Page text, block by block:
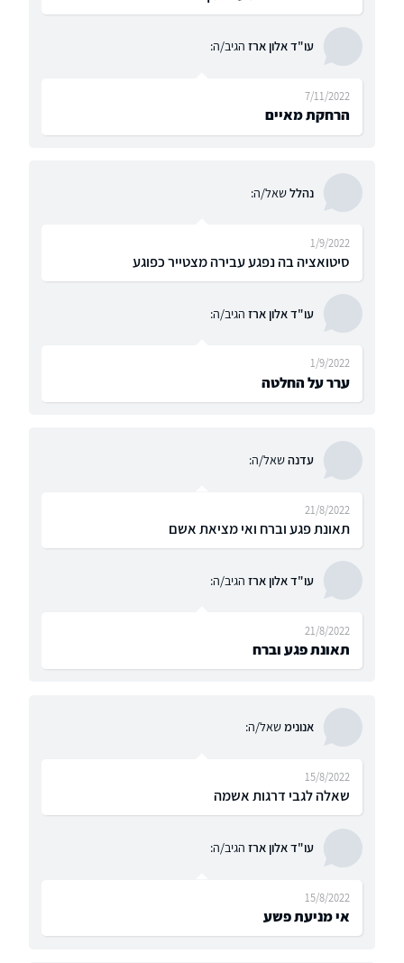
עו"ד אלון ארז הגיב/ה:
הרחקת מאיים
7/11/2022
נהללשאל/ה:
סיטואציה בה נפגע עבירה מצטייר כפוגע
1/9/2022
עו"ד אלון ארז הגיב/ה:
ערר על החלטה
1/9/2022
עדנהשאל/ה:
תאונת פגע וברח ואי מציאת אשם
21/8/2022
עו"ד אלון ארז הגיב/ה:
תאונת פגע וברח
21/8/2022
אנונימשאל/ה:
שאלה לגבי דרגות אשמה
15/8/2022
עו"ד אלון ארז הגיב/ה:
אי מניעת פשע
15/8/2022